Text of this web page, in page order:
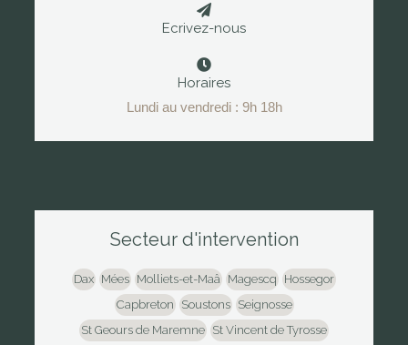
Ecrivez-nous
Horaires
Lundi au vendredi : 9h 18h
Secteur d'intervention
Dax Mées Molliets-et-Maâ Magescq
Hossegor
Capbreton
Soustons
Seignosse
St Geours de Maremne St Vincent de Tyrosse